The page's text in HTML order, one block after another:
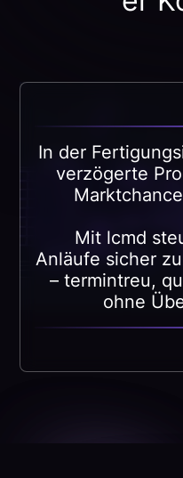
In der
verzögerte
Mit lcmd
Anläufe sicher
– termintreu,
ohne